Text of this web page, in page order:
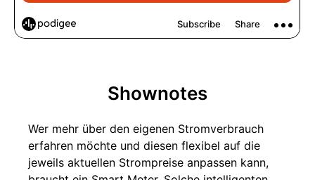
Shownotes
Wer mehr über den eigenen Stromverbrauch
erfahren möchte und diesen flexibel auf die
jeweils aktuellen Strompreise anpassen kann,